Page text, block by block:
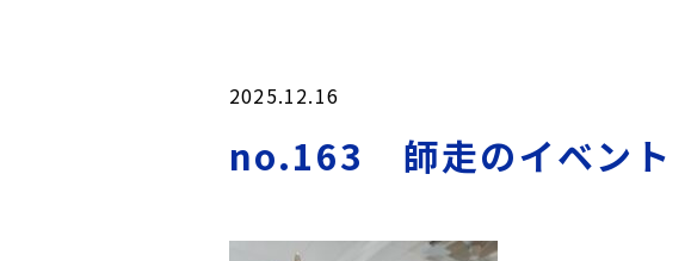
2025.12.16
no.163 師走のイベント